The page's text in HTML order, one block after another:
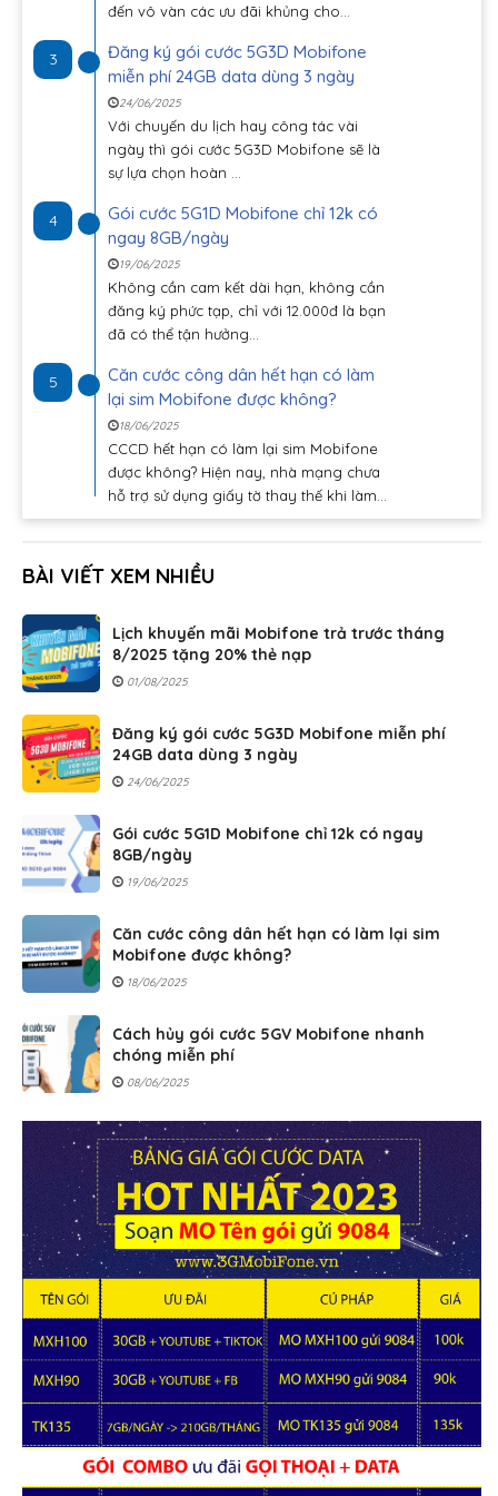
đến vô vàn các ưu đãi khủng cho...
3
Đăng ký gói cước 5G3D Mobifone
miễn phí 24GB data dùng 3 ngày
24/06/2025
Với chuyến du lịch hay công tác vài
ngày thì gói cước 5G3D Mobifone sẽ là
sự lựa chọn hoàn ...
4
Gói cước 5G1D Mobifone chỉ 12k có
ngay 8GB/ngày
19/06/2025
Không cần cam kết dài hạn, không cần
đăng ký phức tạp, chỉ với 12.000đ là bạn
đã có thể tận hưởng...
5
Căn cước công dân hết hạn có làm
lại sim Mobifone được không?
18/06/2025
CCCD hết hạn có làm lại sim Mobifone
được không? Hiện nay, nhà mạng chưa
hỗ trợ sử dụng giấy tờ thay thế khi làm...
BÀI VIẾT XEM NHIỀU
Lịch khuyến mãi Mobifone trả trước tháng
8/2025 tặng 20% thẻ nạp
01/08/2025
Đăng ký gói cước 5G3D Mobifone miễn phí
24GB data dùng 3 ngày
24/06/2025
Gói cước 5G1D Mobifone chỉ 12k có ngay
8GB/ngày
19/06/2025
Căn cước công dân hết hạn có làm lại sim
Mobifone được không?
18/06/2025
Cách hủy gói cước 5GV Mobifone nhanh
chóng miễn phí
08/06/2025